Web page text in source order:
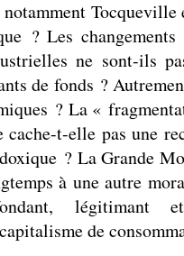
notamment
? Les
ne sont-ils
de fonds ?
? La «
t-elle pas une
? La Grande
à une autre
de